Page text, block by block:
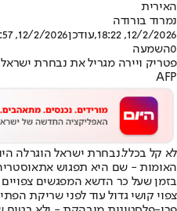
האירית
נמרוד בורודה
12/2/2026, 18:22
,עודכן12/2/2026, 19:57
0השמעה
פטריק ויירה מגריל את נבחרת
AFP
לא קל בכלל.נבחרת ישראל הוגרלה
האומות - שם היא תפגוש את
בזמן שעל כר הדשא המפגשים
צפוי קושי גדול עוד לפני שריקת